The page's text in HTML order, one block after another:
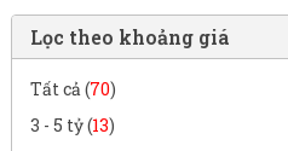
Lọc theo khoảng giá
Tất cả (70)
3 - 5 tỷ (13)